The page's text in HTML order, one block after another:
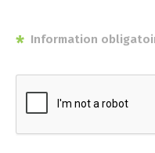
* Information